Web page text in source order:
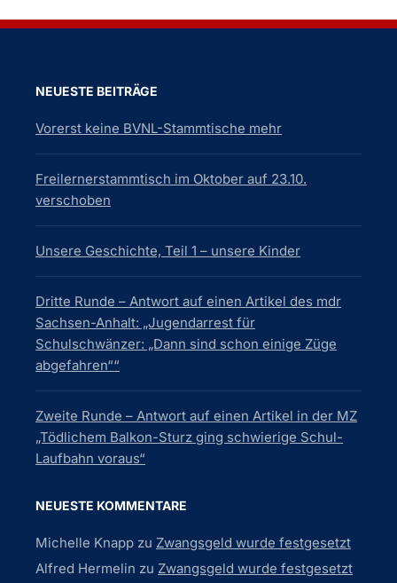
NEUESTE BEITRÄGE
Vorerst keine BVNL-Stammtische mehr
Freilernerstammtisch im Oktober auf 23.10.
verschoben
Unsere Geschichte, Teil 1 – unsere Kinder
Dritte Runde – Antwort auf einen Artikel des mdr
Sachsen-Anhalt: „Jugendarrest für
Schulschwänzer: „Dann sind schon einige Züge
abgefahren““
Zweite Runde – Antwort auf einen Artikel in der MZ
„Tödlichem Balkon-Sturz ging schwierige Schul-
Laufbahn voraus“
NEUESTE KOMMENTARE
Michelle Knapp zu Zwangsgeld wurde festgesetzt
Alfred Hermelin zu Zwangsgeld wurde festgesetzt